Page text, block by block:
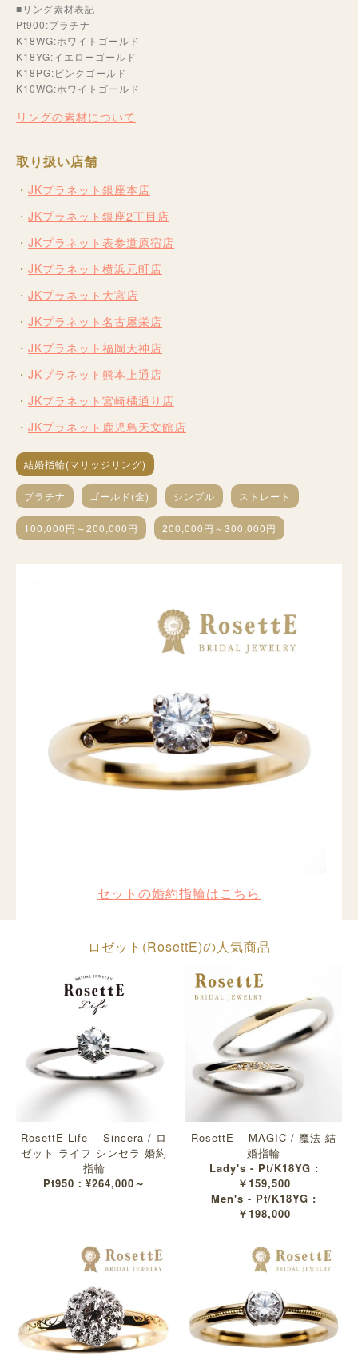
■リング素材表記
Pt900:プラチナ
K18WG:ホワイトゴールド
K18YG:イエローゴールド
K18PG:ピンクゴールド
K10WG:ホワイトゴールド
リングの素材について
取り扱い店舗
JKプラネット銀座本店
JKプラネット銀座2丁目店
JKプラネット表参道原宿店
JKプラネット横浜元町店
JKプラネット大宮店
JKプラネット名古屋栄店
JKプラネット福岡天神店
JKプラネット熊本上通店
JKプラネット宮崎橘通り店
JKプラネット鹿児島天文館店
結婚指輪(マリッジリング)
プラチナ ゴールド(金) シンプル ストレート
100,000円～200,000円 200,000円～300,000円
セットの婚約指輪はこちら
ロゼット(RosettE)の人気商品
RosettE Life − Sincera / ロ
ゼット ライフ シンセラ 婚約
指輪
Pt950：¥264,000～
RosettE – MAGIC / 魔法 結
婚指輪
Lady's - Pt/K18YG :
￥159,500
Men's - Pt/K18YG :
￥198,000